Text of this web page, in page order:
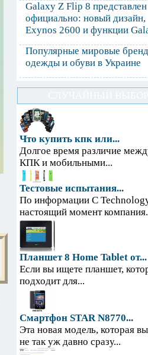
Galaxy Z Flip 8 представлен
официально: новый дизайн,
Exynos 2600 и функции
Популярные мировые
одежды и обуви в Украине
Что купить кпк или...
Долгое время различие
КПК и мобильными...
Тестовые испытания...
По информации С
настоящий момент
Планшет 8 Home Tablet от...
Если вы ищете планшет,
подходит для...
Смартфон STAR N8770...
Эта новая модель, которая
не так уж давно сразу...